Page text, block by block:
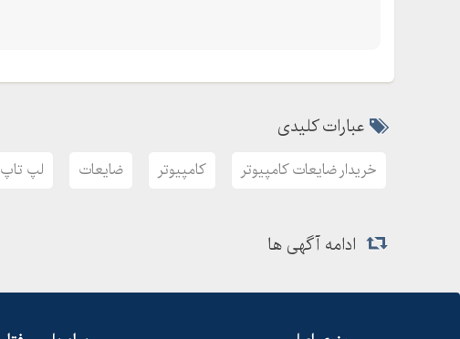
عبارات کلیدی
خریدار ضایعات کامپیوتر کامپیوتر ضایعات لپ تاپ
ادامه آگهی ها